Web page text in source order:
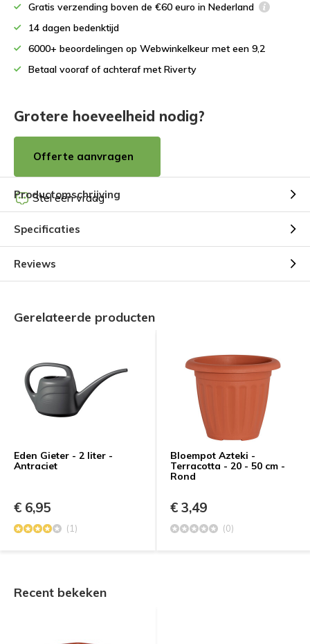
Gratis verzending boven de €60 euro in Nederland
14 dagen bedenktijd
6000+ beoordelingen op Webwinkelkeur met een 9,2
Betaal vooraf of achteraf met Riverty
Grotere hoeveelheid nodig?
Offerte aanvragen
Stel een vraag
Productomschrijving
Specificaties
Reviews
Gerelateerde producten
Eden Gieter - 2 liter -
Antraciet
€ 6,95
(1)
Bloempot Azteki -
Terracotta - 20 - 50 cm -
Rond
€ 3,49
(0)
Recent bekeken